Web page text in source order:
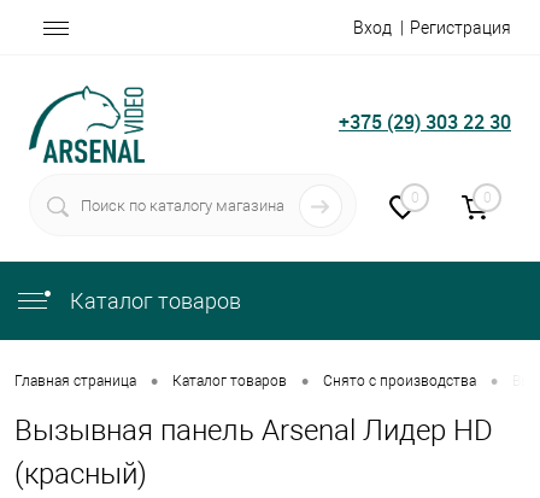
Вход Регистрация
+375 (29) 303 22 30
0 0
Каталог товаров
Главная страница • Каталог товаров • Снято с производства •
Вызывная панель Arsenal Лидер HD
(красный)